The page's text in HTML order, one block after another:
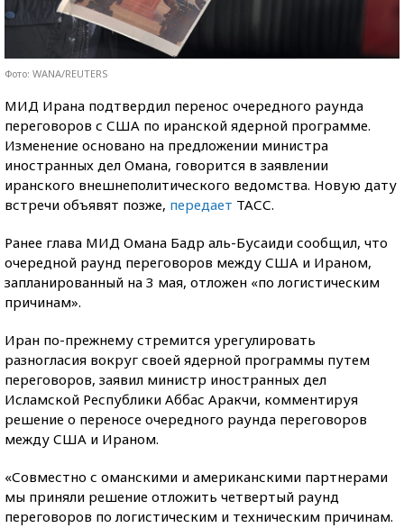
Фото: WANA/REUTERS
МИД Ирана подтвердил перенос очередного раунда
переговоров с США по иранской ядерной программе.
Изменение основано на предложении министра
иностранных дел Омана, говорится в заявлении
иранского внешнеполитического ведомства. Новую дату
встречи объявят позже, передает ТАСС.
Ранее глава МИД Омана Бадр аль-Бусаиди сообщил, что
очередной раунд переговоров между США и Ираном,
запланированный на 3 мая, отложен «по логистическим
причинам».
Иран по-прежнему стремится урегулировать
разногласия вокруг своей ядерной программы путем
переговоров, заявил министр иностранных дел
Исламской Республики Аббас Аракчи, комментируя
решение о переносе очередного раунда переговоров
между США и Ираном.
«Совместно с оманскими и американскими партнерами
мы приняли решение отложить четвертый раунд
переговоров по логистическим и техническим причинам.